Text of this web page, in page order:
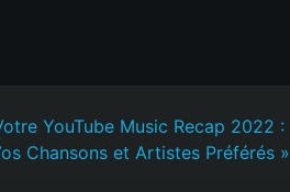
YouTube Music Recap 2022 :
Chansons et Artistes Préférés »